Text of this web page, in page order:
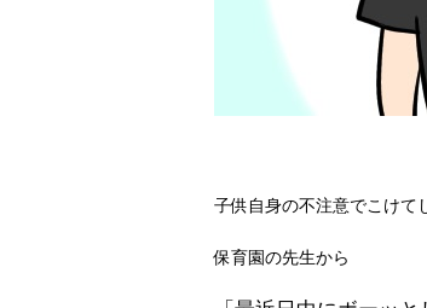
子供自身の不注意でこけて
保育園の先生から